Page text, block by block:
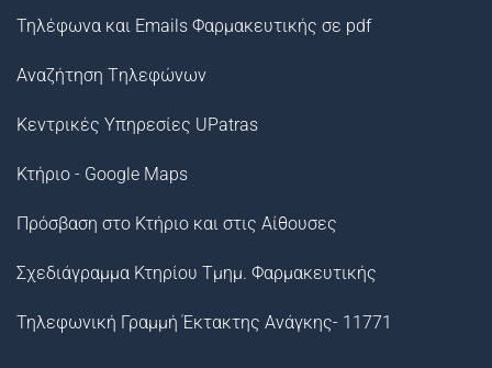
Τηλέφωνα και Emails Φαρμακευτικής σε pdf
Αναζήτηση Tηλεφώνων
Κεντρικές Υπηρεσίες UPatras
Κτήριο - Google Maps
Πρόσβαση στο Κτήριο και στις Αίθουσες
Σχεδιάγραμμα Κτηρίου Τμημ. Φαρμακευτικής
Τηλεφωνική Γραμμή Έκτακτης Ανάγκης- 11771